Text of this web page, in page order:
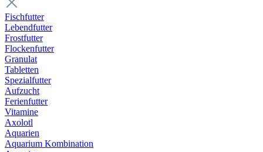
Fischfutter
Lebendfutter
Frostfutter
Flockenfutter
Granulat
Tabletten
Spezialfutter
Aufzucht
Ferienfutter
Vitamine
Axolotl
Aquarien
Aquarium Kombination